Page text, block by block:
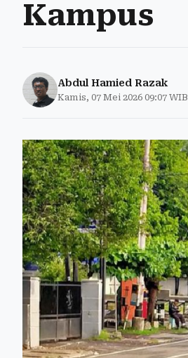
Kampus
Abdul Hamied Razak
Kamis, 07 Mei 2026 09:07 WIB